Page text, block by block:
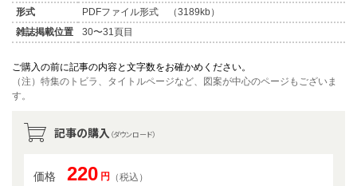
形式
PDFファイル形式 （3189kb）
雑誌掲載位置
30〜31頁目
ご購入の前に記事の内容と文字数をお確かめください。
（注）特集のトビラ、タイトルページなど、図案が中心のページもございま
す。
記事の購入 （ダウンロード）
価格 220 円 （税込）